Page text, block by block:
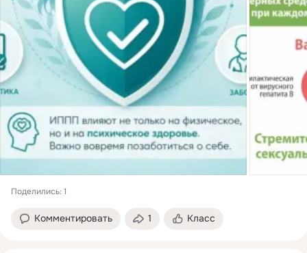
Поделились: 1
Комментировать 1 Класс